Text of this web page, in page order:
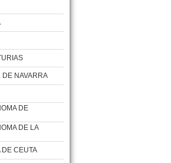
NAVARRA
DE
DE LA
CEUTA